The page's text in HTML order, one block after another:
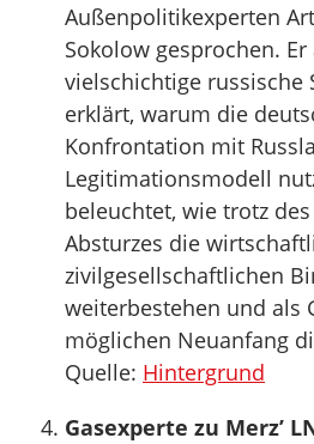
Außenpolitikexperten
Sokolow gesprochen.
vielschichtige russische
erklärt, warum die
Konfrontation mit
Legitimationsmodell
beleuchtet, wie trotz
Absturzes die
zivilgesellschaftlichen
weiterbestehen und als
möglichen Neuanfang
Quelle: Hintergrund
Gasexperte zu Merz’